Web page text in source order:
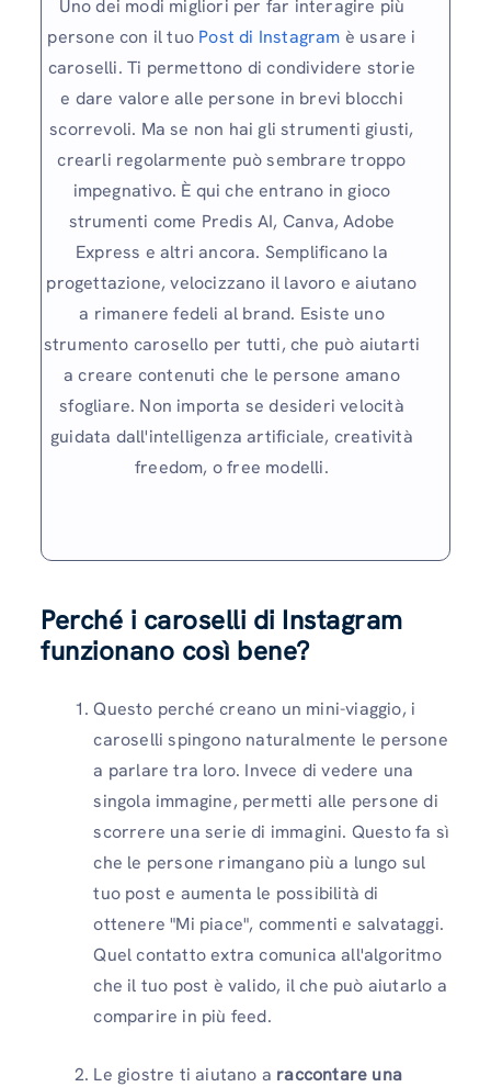
Uno dei modi migliori per far interagire più
persone con il tuo Post di Instagram è usare i
caroselli. Ti permettono di condividere storie
e dare valore alle persone in brevi blocchi
scorrevoli. Ma se non hai gli strumenti giusti,
crearli regolarmente può sembrare troppo
impegnativo. È qui che entrano in gioco
strumenti come Predis AI, Canva, Adobe
Express e altri ancora. Semplificano la
progettazione, velocizzano il lavoro e aiutano
a rimanere fedeli al brand. Esiste uno
strumento carosello per tutti, che può aiutarti
a creare contenuti che le persone amano
sfogliare. Non importa se desideri velocità
guidata dall'intelligenza artificiale, creatività
freedom, o free modelli.
Perché i caroselli di Instagram
funzionano così bene?
Questo perché creano un mini-viaggio, i
caroselli spingono naturalmente le persone
a parlare tra loro. Invece di vedere una
singola immagine, permetti alle persone di
scorrere una serie di immagini. Questo fa sì
che le persone rimangano più a lungo sul
tuo post e aumenta le possibilità di
ottenere "Mi piace", commenti e salvataggi.
Quel contatto extra comunica all'algoritmo
che il tuo post è valido, il che può aiutarlo a
comparire in più feed.
Le giostre ti aiutano a raccontare una